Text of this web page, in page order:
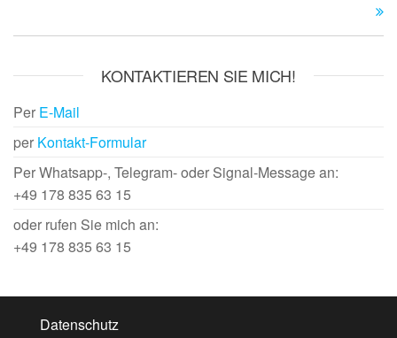
KONTAKTIEREN SIE MICH!
Per E-Mail
per Kontakt-Formular
Per Whatsapp-, Telegram- oder Signal-Message an:
+49 178 835 63 15
oder rufen Sie mich an:
+49 178 835 63 15
Datenschutz